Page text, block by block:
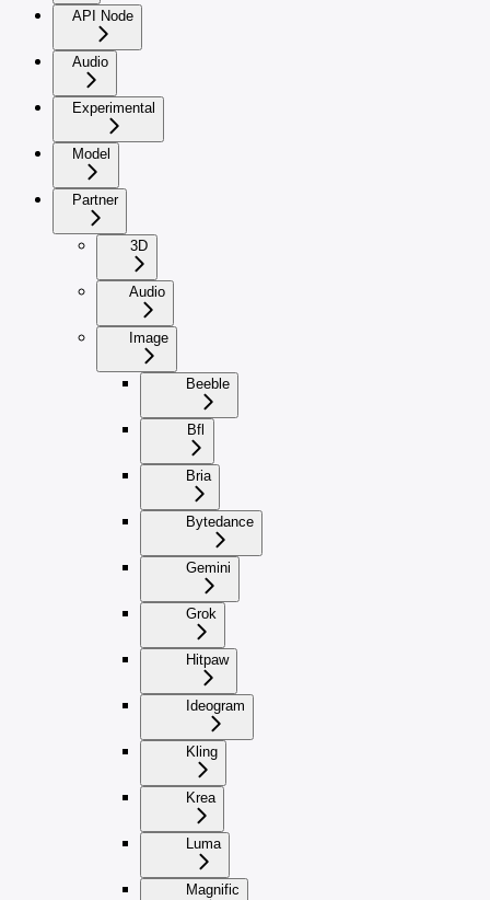
API Node
Audio
Experimental
Model
Partner
3D
Audio
Image
Beeble
Bfl
Bria
Bytedance
Gemini
Grok
Hitpaw
Ideogram
Kling
Krea
Luma
Magnific